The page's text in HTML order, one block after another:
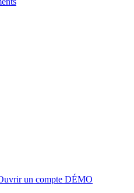
un compte DÉMO